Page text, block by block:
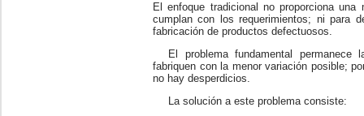
El enfoque tradicional no proporciona
cumplan con los requerimientos; ni para
fabricación de productos defectuosos.
El problema fundamental
fabriquen con la menor variación posible;
no hay desperdicios.
La solución a este problema consiste: